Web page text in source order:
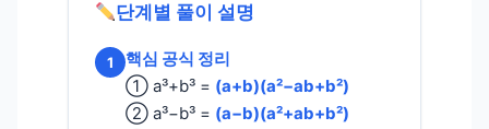
단계별 풀이 설명
1
핵심 공식 정리
① a³+b³ = (a+b)(a²−ab+b²)
② a³−b³ = (a−b)(a²+ab+b²)